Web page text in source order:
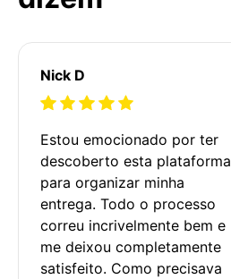
Nick D
Estou emocionado por ter
descoberto esta plataforma
para organizar minha
entrega. Todo o processo
correu incrivelmente bem e
me deixou completamente
satisfeito. Como precisava